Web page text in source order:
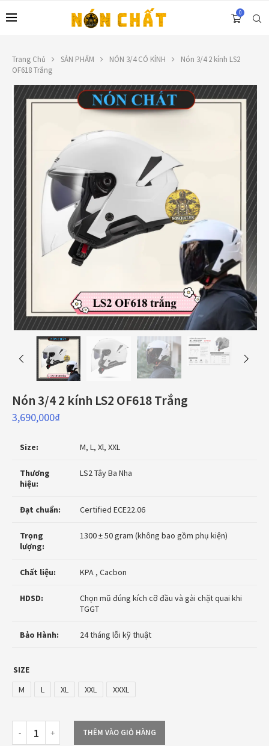
0
Trang Chủ SẢN PHẨM NÓN 3/4 CÓ KÍNH
Nón 3/4 2 kính LS2
OF618 Trắng
Nón 3/4 2 kính LS2 OF618 Trắng
3,690,000₫
Size: M, L, Xl, XXL
Thương
hiệu:
LS2 Tây Ba Nha
Đạt chuẩn: Certified ECE22.06
Trọng
lượng:
1300 ± 50 gram (không bao gồm phụ kiện)
Chất liệu: KPA , Cacbon
HDSD:
Chọn mũ đúng kích cỡ đầu và gài chặt quai khi
TGGT
Bảo Hành: 24 tháng lỗi kỹ thuật
SIZE
M
L XL XXL XXXL
THÊM VÀO GIỎ HÀNG